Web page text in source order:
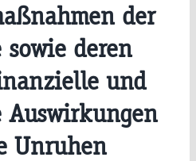
der
sowie deren
und
Unruhen